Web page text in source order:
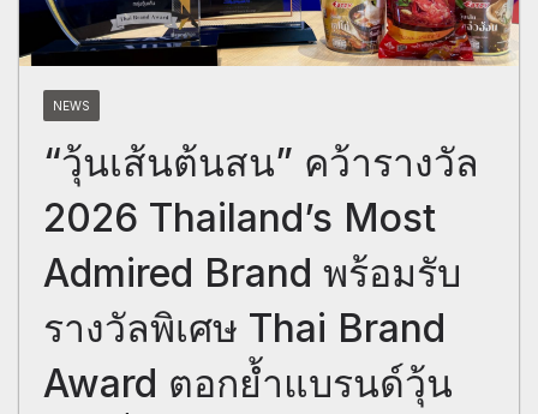
NEWS
“วุ้นเส้นต้นสน” คว้ารางวัล
2026 Thailand’s Most
Admired Brand พร้อมรับ
รางวัลพิเศษ Thai Brand
Award ตอกย้ำแบรนด์วุ้น